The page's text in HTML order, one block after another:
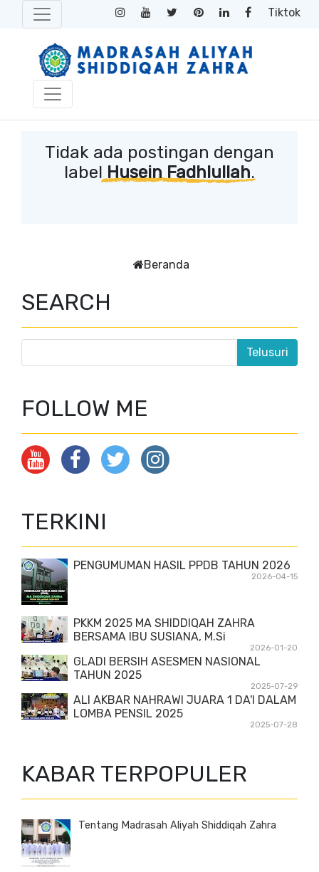
Tiktok
Tidak ada postingan dengan
label Husein Fadhlullah.
Beranda
SEARCH
FOLLOW ME
TERKINI
PENGUMUMAN HASIL PPDB TAHUN 2026
2026-04-15
PKKM 2025 MA SHIDDIQAH ZAHRA
BERSAMA IBU SUSIANA, M.Si
2026-01-20
GLADI BERSIH ASESMEN NASIONAL
TAHUN 2025
2025-07-29
ALI AKBAR NAHRAWI JUARA 1 DA'I DALAM
LOMBA PENSIL 2025
2025-07-28
KABAR TERPOPULER
Tentang Madrasah Aliyah Shiddiqah Zahra